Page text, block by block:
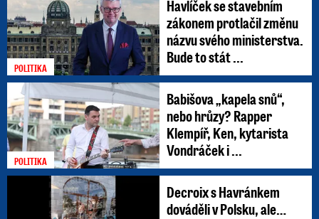
POLITIKA
Havlíček se stavebním
zákonem protlačil změnu
názvu svého ministerstva.
Bude to stát ...
POLITIKA
Babišova „kapela snů“,
nebo hrůzy? Rapper
Klempíř, Ken, kytarista
Vondráček i ...
Decroix s Havránkem
dováděli v Polsku, ale…